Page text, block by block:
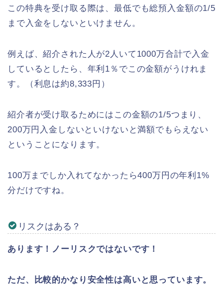
この特典を受け取る際は、最低でも総預入金額の1/5
まで入金をしないといけません。
例えば、紹介された人が2人いて1000万合計で入金
しているとしたら、年利1％でこの金額がうけれま
す。（利息は約8,333円）
紹介者が受け取るためにはこの金額の1/5つまり、
200万円入金しないといけないと満額でもらえない
ということになります。
100万までしか入れてなかったら400万円の年利1%
分だけですね。
リスクはある？
あります！ノーリスクではないです！
ただ、比較的かなり安全性は高いと思っています。